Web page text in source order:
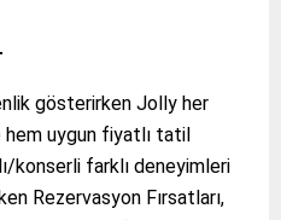
gösterirken Jolly her
uygun fiyatlı tatil
konserli farklı deneyimleri
Rezervasyon Fırsatları,